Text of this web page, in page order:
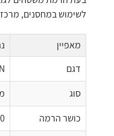
לשימוש במחסנים, מרכזי
מאפיין
דגם
סוג
כושר הרמה